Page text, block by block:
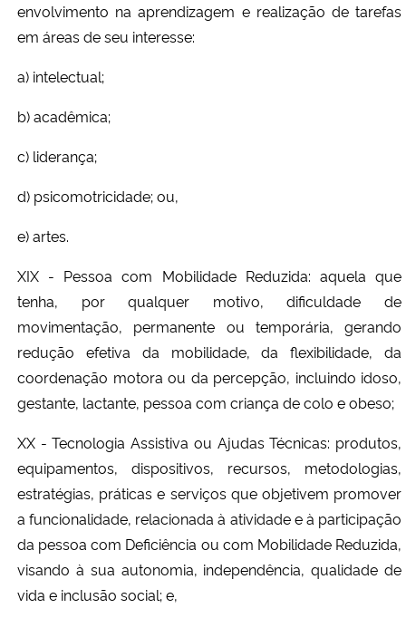
envolvimento na aprendizagem e realização de tarefas
em áreas de seu interesse:
a) intelectual;
b) acadêmica;
c) liderança;
d) psicomotricidade; ou,
e) artes.
XIX - Pessoa com Mobilidade Reduzida: aquela que
tenha, por qualquer motivo, dificuldade de
movimentação, permanente ou temporária, gerando
redução efetiva da mobilidade, da flexibilidade, da
coordenação motora ou da percepção, incluindo idoso,
gestante, lactante, pessoa com criança de colo e obeso;
XX - Tecnologia Assistiva ou Ajudas Técnicas: produtos,
equipamentos, dispositivos, recursos, metodologias,
estratégias, práticas e serviços que objetivem promover
a funcionalidade, relacionada à atividade e à participação
da pessoa com Deficiência ou com Mobilidade Reduzida,
visando à sua autonomia, independência, qualidade de
vida e inclusão social; e,